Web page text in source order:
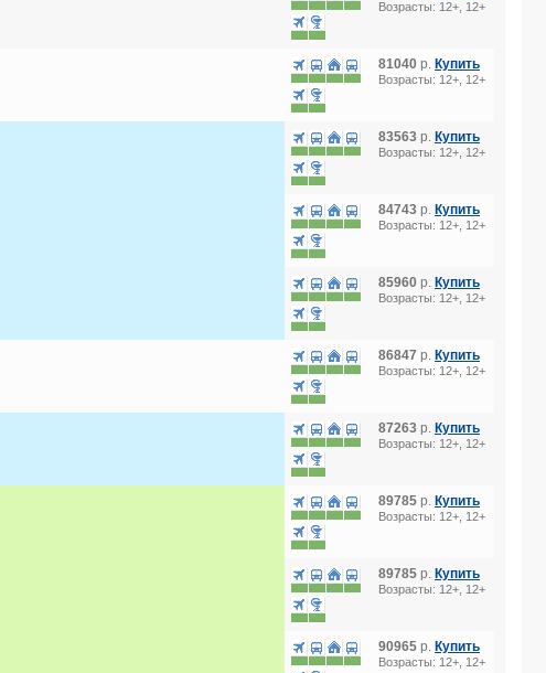
Возрасты: 12+, 12+
81040 р. Купить
Возрасты: 12+, 12+
83563 р. Купить
Возрасты: 12+, 12+
84743 р. Купить
Возрасты: 12+, 12+
85960 р. Купить
Возрасты: 12+, 12+
86847 р. Купить
Возрасты: 12+, 12+
87263 р. Купить
Возрасты: 12+, 12+
89785 р. Купить
Возрасты: 12+, 12+
89785 р. Купить
Возрасты: 12+, 12+
90965 р. Купить
Возрасты: 12+, 12+